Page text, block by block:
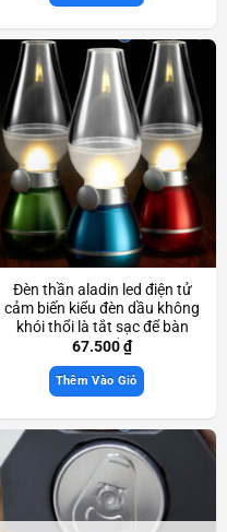
Đèn thần aladin led điện tử
cảm biến kiểu đèn dầu không
khói thổi là tắt sạc để bàn
trang trí đẹp mắt Scd3466
67.500₫
Thêm Vào Giỏ